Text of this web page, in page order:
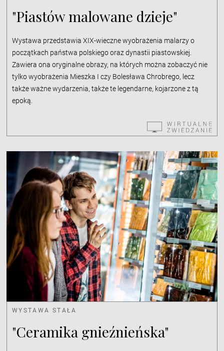
"Piastów malowane dzieje"
Wystawa przedstawia XIX-wieczne wyobrażenia malarzy o
początkach państwa polskiego oraz dynastii piastowskiej.
Zawiera ona oryginalne obrazy, na których można zobaczyć nie
tylko wyobrażenia Mieszka I czy Bolesława Chrobrego, lecz
także ważne wydarzenia, także te legendarne, kojarzone z tą
epoką.
WYSTAWA STAŁA
"Ceramika gnieźnieńska"